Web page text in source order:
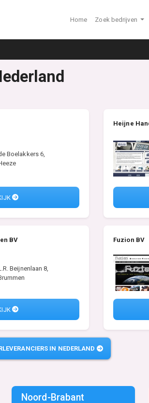
Home Zoek bedrijven
Boelakkers 6,
Heijne
BV
Beijnenlaan 8,
Fuzion BV
IN NEDERLAND
Noord-Brabant